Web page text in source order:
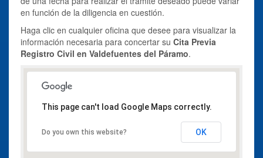
en función de la diligencia en cuestión.
Haga clic en cualquier oficina que desee para visualizar la
información necesaria para concertar su Cita Previa
Registro Civil en Valdefuentes del Páramo.
This page can't load Google Maps correctly.
Do you own this website? OK